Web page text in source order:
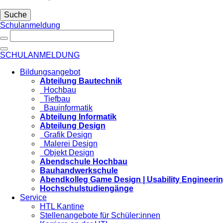
Suche
Schulanmeldung
SCHULANMELDUNG
Bildungsangebot
Abteilung Bautechnik
Hochbau
Tiefbau
Bauinformatik
Abteilung Informatik
Abteilung Design
Grafik Design
Malerei Design
Objekt Design
Abendschule Hochbau
Bauhandwerkschule
Abendkolleg Game Design | Usability
Hochschulstudiengänge
Service
HTL Kantine
Stellenangebote für Schüler:innen